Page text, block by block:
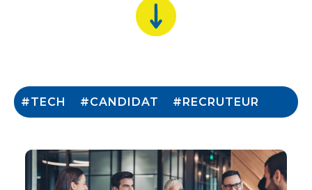
#TECH #CANDIDAT #RECRUTEUR